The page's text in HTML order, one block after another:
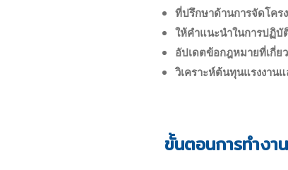
ที่ปรึกษาด้านการจัดโครง
ให้คำแนะนำในการปฏิบั
อัปเดตข้อกฎหมายที่เกี่ย
วิเคราะห์ต้นทุนแรงงาน
ขั้นตอนการทำงา